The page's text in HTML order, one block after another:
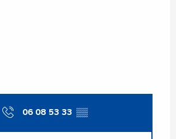
06 08 53 33 ▒▒